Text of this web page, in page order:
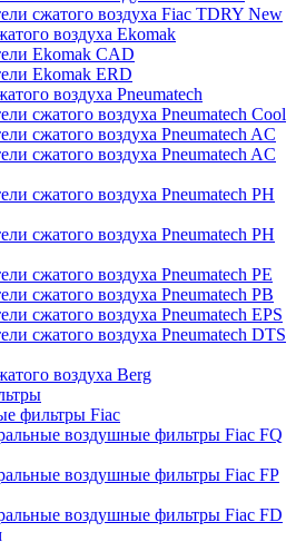
сжатого воздуха Fiac TDRY New
воздуха Ekomak
Ekomak CAD
Ekomak ERD
воздуха Pneumatech
сжатого воздуха Pneumatech Cool
сжатого воздуха Pneumatech AC
сжатого воздуха Pneumatech AC
сжатого воздуха Pneumatech PH
сжатого воздуха Pneumatech PH
сжатого воздуха Pneumatech PE
сжатого воздуха Pneumatech PB
сжатого воздуха Pneumatech EPS
сжатого воздуха Pneumatech DTS
воздуха Berg
фильтры Fiac
воздушные фильтры Fiac FQ
воздушные фильтры Fiac FP
воздушные фильтры Fiac FD